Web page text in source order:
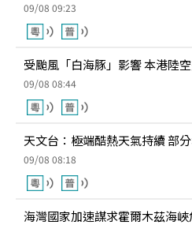
09/08 09:23
受颱風「白海豚」影響 本港陸
09/08 08:44
天文台：極端酷熱天氣持續 部
09/08 08:18
海灣國家加速謀求霍爾木茲海